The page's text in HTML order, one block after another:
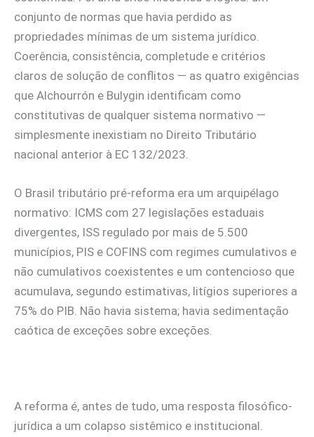
conjunto de normas que havia perdido as
propriedades mínimas de um sistema jurídico.
Coerência, consistência, completude e critérios
claros de solução de conflitos — as quatro exigências
que Alchourrón e Bulygin identificam como
constitutivas de qualquer sistema normativo —
simplesmente inexistiam no Direito Tributário
nacional anterior à EC 132/2023.
O Brasil tributário pré-reforma era um arquipélago
normativo: ICMS com 27 legislações estaduais
divergentes, ISS regulado por mais de 5.500
municípios, PIS e COFINS com regimes cumulativos e
não cumulativos coexistentes e um contencioso que
acumulava, segundo estimativas, litígios superiores a
75% do PIB. Não havia sistema; havia sedimentação
caótica de exceções sobre exceções.
A reforma é, antes de tudo, uma resposta filosófico-
jurídica a um colapso sistêmico e institucional.